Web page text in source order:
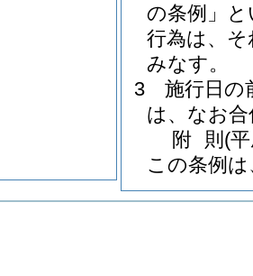
の条例」
行為は、
みなす。
3
施行日の
は、なお
附 則 (
この条例